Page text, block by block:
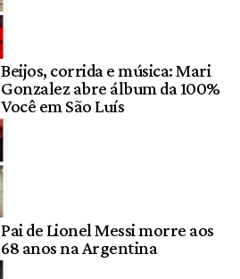
Beijos, corrida e música: Mari
Gonzalez abre álbum da 100%
Você em São Luís
Pai de Lionel Messi morre aos
68 anos na Argentina